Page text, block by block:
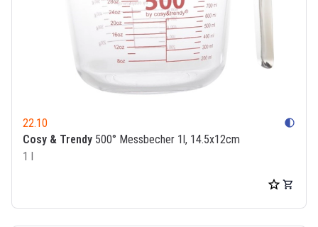
22.10 contrast
Cosy & Trendy 500° Messbecher 1l, 14.5x12cm
1 l